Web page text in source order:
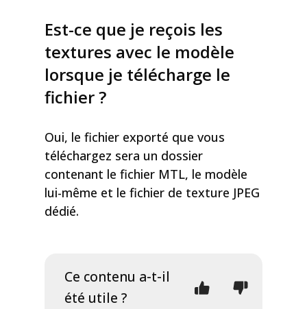
Est-ce que je reçois les
textures avec le modèle
lorsque je télécharge le
fichier ?
Oui, le fichier exporté que vous
téléchargez sera un dossier
contenant le fichier MTL, le modèle
lui-même et le fichier de texture JPEG
dédié.
Ce contenu a-t-il
été utile ?